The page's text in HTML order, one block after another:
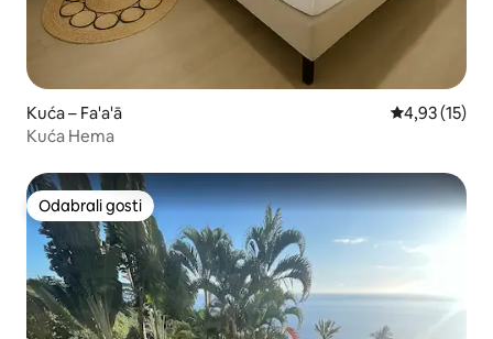
Kuća – Fa'a'ā Prosječna
4,93 (15)
Kuća Hema
Odabrali gosti
Odabrali gosti